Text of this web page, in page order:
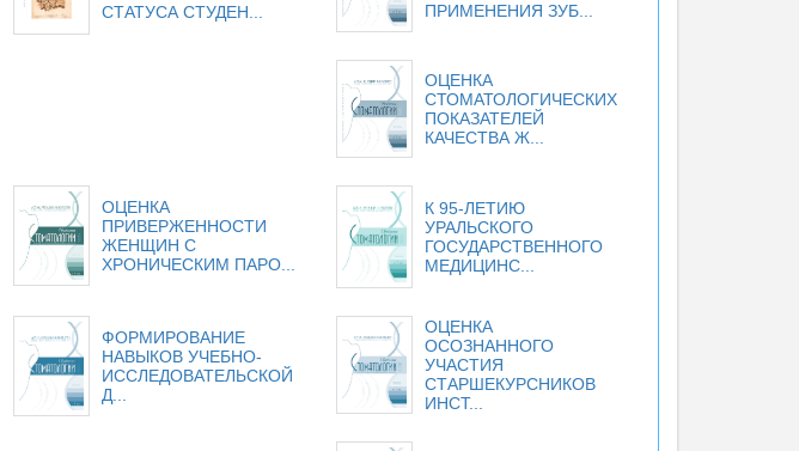
СТАТУСА СТУДЕН...
ПРИМЕНЕНИЯ ЗУБ...
ОЦЕНКА
СТОМАТОЛОГИЧЕСКИХ
ПОКАЗАТЕЛЕЙ
КАЧЕСТВА Ж...
ОЦЕНКА
ПРИВЕРЖЕННОСТИ
ЖЕНЩИН С
ХРОНИЧЕСКИМ ПАРО...
К 95-ЛЕТИЮ
УРАЛЬСКОГО
ГОСУДАРСТВЕННОГО
МЕДИЦИНС...
ФОРМИРОВАНИЕ
НАВЫКОВ УЧЕБНО-
ИССЛЕДОВАТЕЛЬСКОЙ
Д...
ОЦЕНКА
ОСОЗНАННОГО
УЧАСТИЯ
СТАРШЕКУРСНИКОВ
ИНСТ...